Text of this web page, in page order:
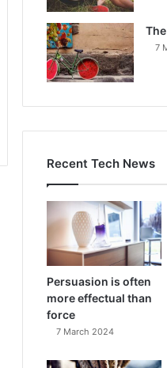
7
Recent Tech News
Persuasion is often
more effectual than
force
7 March 2024